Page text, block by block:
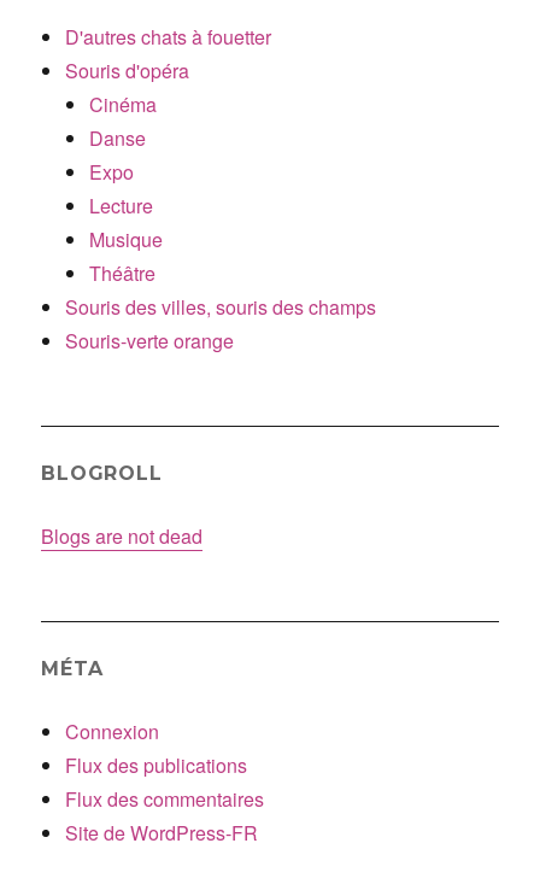
D'autres chats à fouetter
Souris d'opéra
Cinéma
Danse
Expo
Lecture
Musique
Théâtre
Souris des villes, souris des champs
Souris-verte orange
BLOGROLL
Blogs are not dead
MÉTA
Connexion
Flux des publications
Flux des commentaires
Site de WordPress-FR